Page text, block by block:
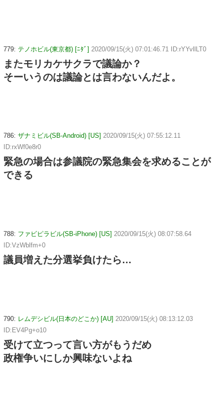
779: テノホビル(東京都) [ﾆﾀﾞ] 2020/09/15(火) 07:01:46.71 ID:rYYvllLT0
またモリカケサクラで議論か？
そーいうのは議論とは言わないんだよ。
786: ザナミビル(SB-Android) [US] 2020/09/15(火) 07:55:12.11
ID:rxWf0e8r0
緊急の場合は参議院の緊急集会を求めることが
できる
788: ファビピラビル(SB-iPhone) [US] 2020/09/15(火) 08:07:58.64
ID:VzWblfm+0
議員増えた分選挙負けたら…
790: レムデシビル(日本のどこか) [AU] 2020/09/15(火) 08:13:12.03
ID:EV4Pg+o10
受けて立つって言い方がもうだめ
政権争いにしか興味ないよね